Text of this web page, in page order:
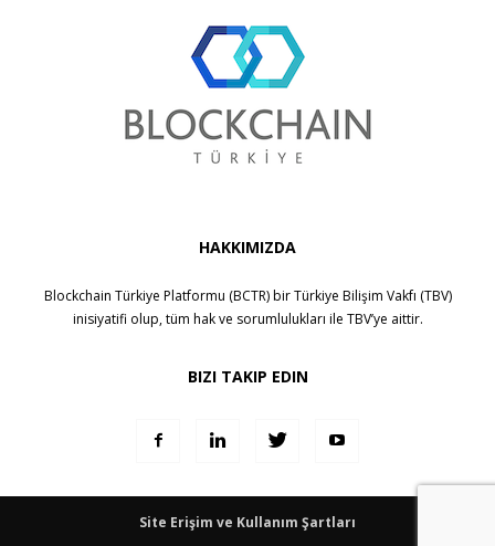
HAKKIMIZDA
Blockchain Türkiye Platformu (BCTR) birTürkiye Bilişim Vakfı (TBV)
inisiyatifi olup, tüm hak ve sorumlulukları ile TBV’ye aittir.
BIZI TAKIP EDIN
Site Erişim ve Kullanım Şartları